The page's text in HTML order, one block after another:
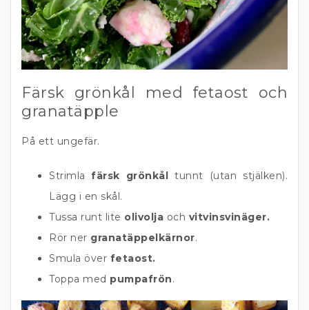
Färsk grönkål med fetaost och
granatäpple
På ett ungefär.
Strimlafärsk grönkål tunnt (utan stjälken).
Lägg i en skål.
Tussa runt lite olivolja och vitvinsvinäger.
Rör ner granatäppelkärnor.
Smula över fetaost.
Toppa med pumpafrön.